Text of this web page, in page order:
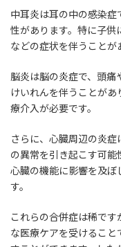
中耳炎は耳の中の感染
性があります。特に子供
などの症状を伴うことが
脳炎は脳の炎症で、頭痛
けいれんを伴うことが
療介入が必要です。
さらに、心臓周辺の炎
の異常を引き起こす可能
心臓の機能に影響を及ぼ
す。
これらの合併症は稀で
な医療ケアを受けるこ